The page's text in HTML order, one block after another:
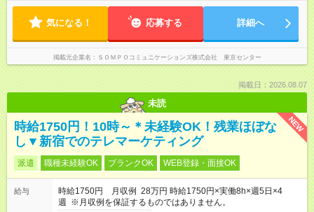
選択可 ▶ご確認 祝日/GW/年末年始等も シフト通りの出勤が必要
です
気になる！ 応募する 詳細へ
掲載元企業名 ＳＯＭＰＯコミュニケーションズ株式会社 東京センター
掲載日：2026.08.07
未読
NEW
時給1750円！10時～＊未経験OK！残業ほぼな
し▼新宿でのテレマーケティング
派遣 職種未経験OK ブランクOK WEB登録・面接OK
給与
時給1750円 月収例 28万円 時給1750円×実働8h×週5日×4
週 ※月収例を保証するものではありません。